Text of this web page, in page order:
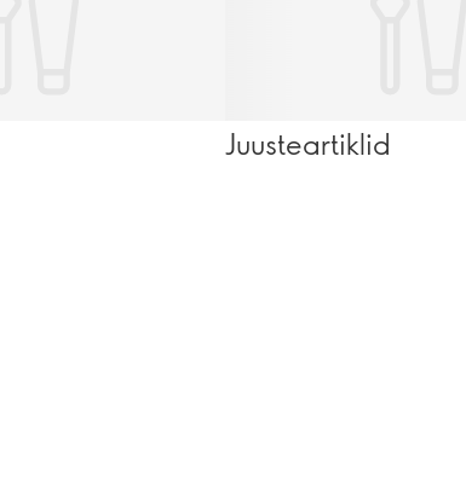
Juusteartiklid